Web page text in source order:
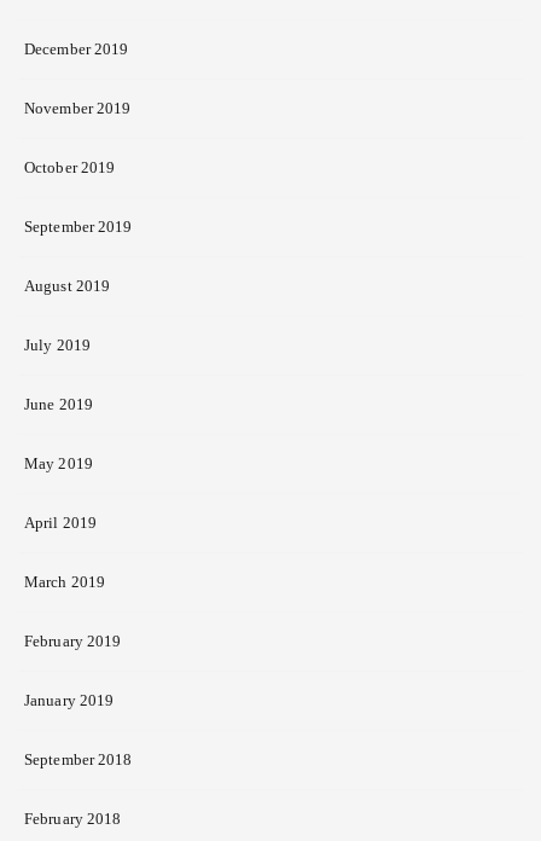
December 2019
November 2019
October 2019
September 2019
August 2019
July 2019
June 2019
May 2019
April 2019
March 2019
February 2019
January 2019
September 2018
February 2018